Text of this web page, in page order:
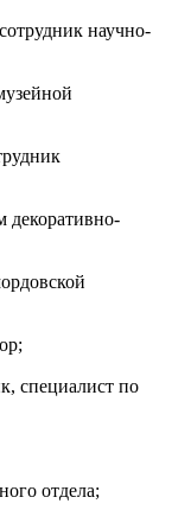
научно-
декоративно-
специалист по
отдела;